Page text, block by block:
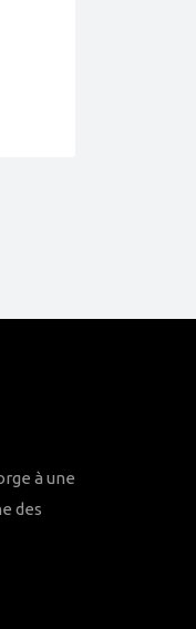
à une
des